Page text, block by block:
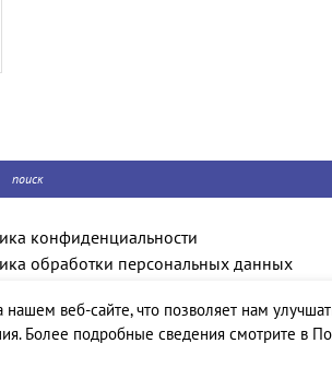
конфиденциальности
обработки персональных данных
веб-сайте, что позволяет нам
Более подробные сведения смотрите в